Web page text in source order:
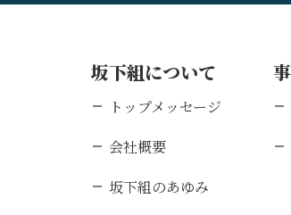
坂下組について
トップメッセージ
会社概要
坂下組のあゆみ